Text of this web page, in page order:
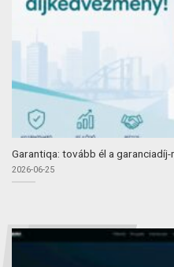
Garantiqa: tovább él a
2026-06-25